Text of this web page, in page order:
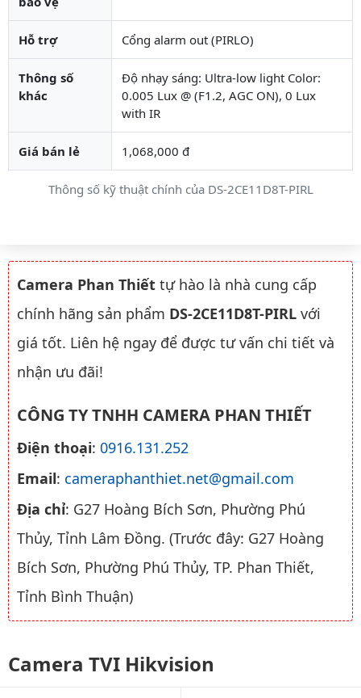
Thông số kỹ thuật chính của DS-2CE11D8T-PIRL
Hỗ trợ Cổng alarm out (PIRLO)
Thông số
khác
Độ nhạy sáng: Ultra-low light Color:
0.005 Lux @ (F1.2, AGC ON), 0 Lux
with IR
Giá bán lẻ 1,068,000 đ
Camera Phan Thiết tự hào là nhà cung cấp
chính hãng sản phẩm DS-2CE11D8T-PIRL với
giá tốt. Liên hệ ngay để được tư vấn chi tiết và
nhận ưu đãi!
CÔNG TY TNHH CAMERA PHAN THIẾT
Điện thoại: 0916.131.252
Email: cameraphanthiet.net@gmail.com
Địa chỉ: G27 Hoàng Bích Sơn, Phường Phú
Thủy, Tỉnh Lâm Đồng. (Trước đây: G27 Hoàng
Bích Sơn, Phường Phú Thủy, TP. Phan Thiết,
Tỉnh Bình Thuận)
Camera TVI Hikvision